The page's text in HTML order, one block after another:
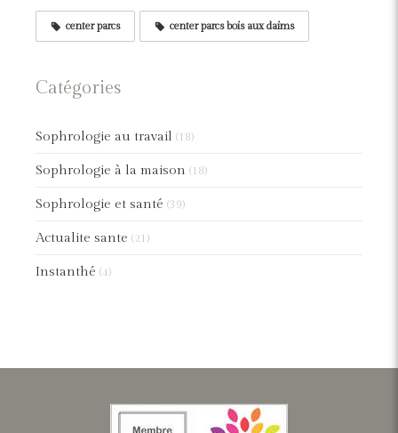
center parcs center parcs bois aux daims
Catégories
Sophrologie au travail (18)
Sophrologie à la maison (18)
Sophrologie et santé (39)
Actualite sante (21)
Instanthé (4)